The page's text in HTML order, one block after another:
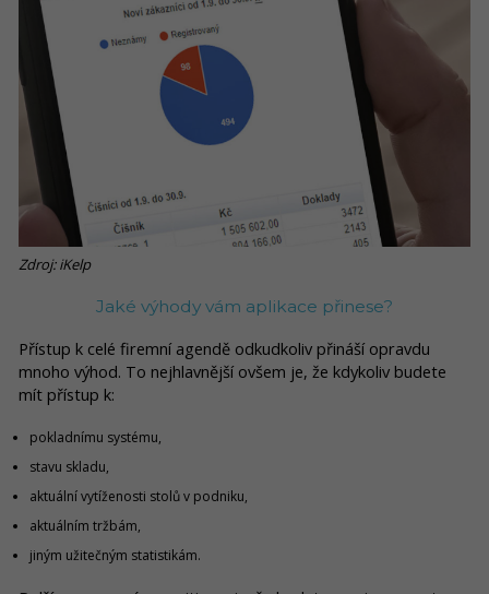
Zdroj: iKelp
Jaké výhody vám aplikace přinese?
Přístup k celé firemní agendě odkudkoliv přináší opravdu
mnoho výhod. To nejhlavnější ovšem je, že kdykoliv budete
mít přístup k:
pokladnímu systému,
stavu skladu,
aktuální vytíženosti stolů v podniku,
aktuálním tržbám,
jiným užitečným statistikám.